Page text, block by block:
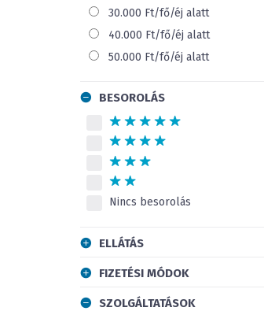
30.000 Ft/fő/éj alatt
40.000 Ft/fő/éj alatt
50.000 Ft/fő/éj alatt
BESOROLÁS
Nincs besorolás
ELLÁTÁS
FIZETÉSI MÓDOK
SZOLGÁLTATÁSOK